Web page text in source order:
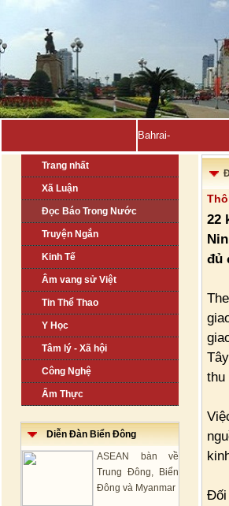
Bahrain, Kuwait
Trang nhất
Xã Luận
Đọc Báo Trong Nước
Truyện Ngắn
Kinh Tế
Âm vang sử Việt
Tin Thể Thao
Y Học
Tâm lý - Xã hội
Công Nghệ
Ẩm Thực
Diễn Đàn Biển Đông
ASEAN bàn về
Trung Đông, Biển
Đông và Myanmar
22
đủ
thu
Đối